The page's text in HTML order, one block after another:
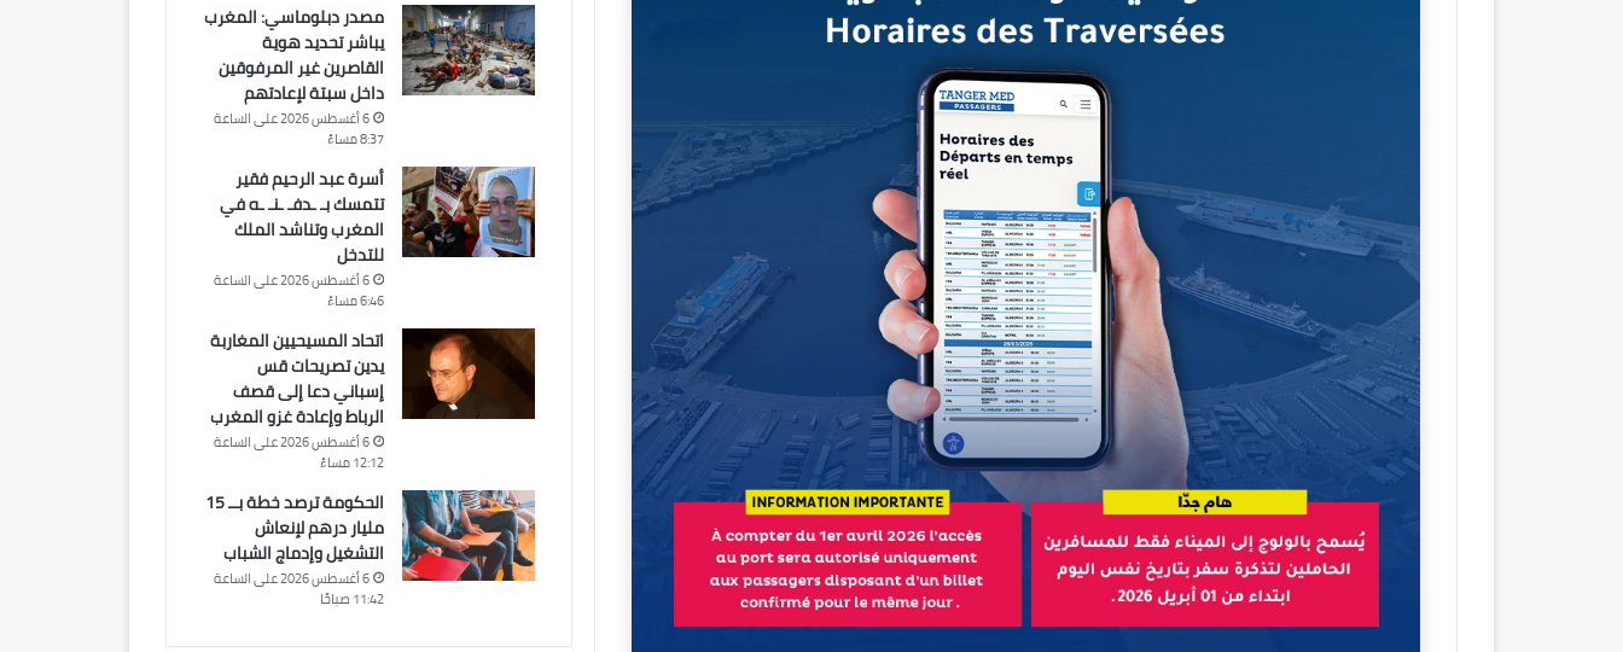
مصدر دبلوماسي: المغرب
يباشر تحديد هوية
القاصرين غير المرفوقين
داخل سبتة لإعادتهم
6 أغسطس 2026 على الساعة
8:37 مساءً
أسرة عبد الرحيم فقير
تتمسك بـ ـدفـ ـنـ ـه في
المغرب وتناشد الملك
للتدخل
6 أغسطس 2026 على الساعة
6:46 مساءً
اتحاد المسيحيين المغاربة
يدين تصريحات قس
إسباني دعا إلى قصف
الرباط وإعادة غزو المغرب
6 أغسطس 2026 على الساعة
12:12 مساءً
الحكومة ترصد خطة بــ 15
مليار درهم لإنعاش
التشغيل وإدماج الشباب
6 أغسطس 2026 على الساعة
11:42 صباحًا